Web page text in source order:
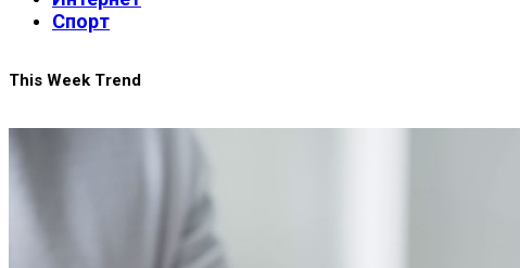
Спорт
This Week Trend